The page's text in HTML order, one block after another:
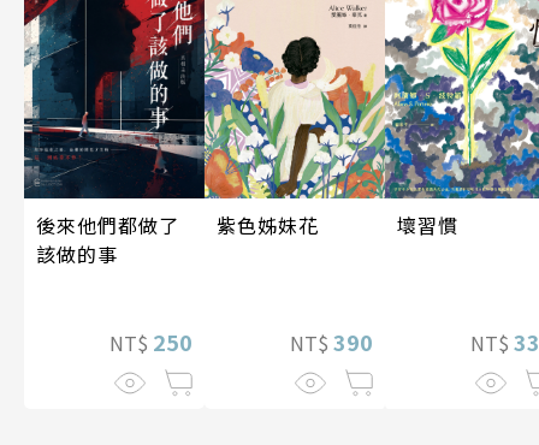
後來他們都做了
該做的事
NT$ 250
紫色姊妹花
NT$ 390
壞習慣
NT$